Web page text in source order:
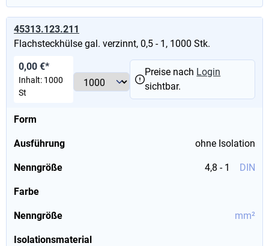
45313.123.211
Flachsteckhülse gal. verzinnt, 0,5 - 1, 1000 Stk.
Form
Ausführung ohne Isolation
Nenngröße 4,8 - 1 DIN
Farbe
Nenngröße mm²
Isolationsmaterial
0,00 €*
Inhalt: 1000
St
Preise nach Login
sichtbar.